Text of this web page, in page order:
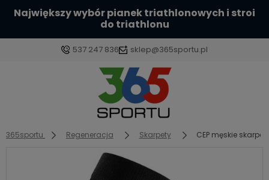
Największy wybór pianek triathlonowych i stroi
do triathlonu
537 247 836 sklep@365sportu.pl
Zaloguj się
Załóż konto
365sportu Regeneracja Skarpety CEP męskie